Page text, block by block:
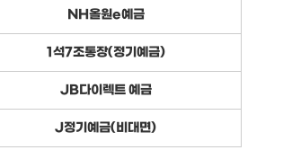
NH올원e예금
1석7조통장(정기예금)
JB다이렉트 예금
J정기예금(비대면)